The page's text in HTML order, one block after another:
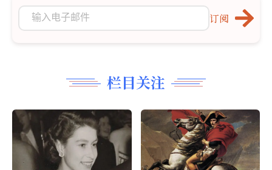
订阅
栏目关注